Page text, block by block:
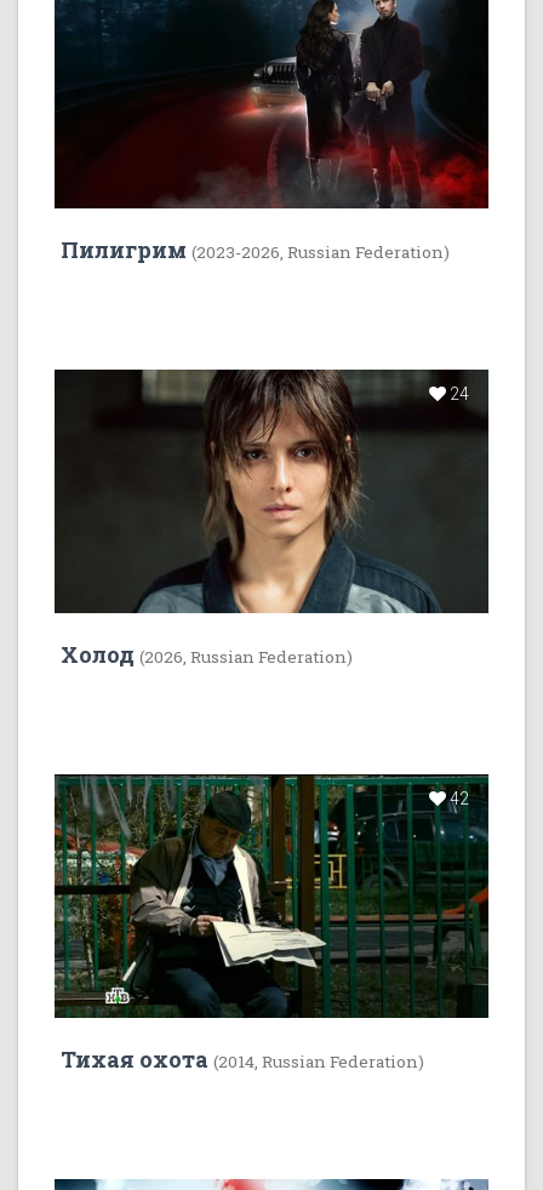
Пилигрим (2023-2026, Russian Federation)
24
Холод (2026, Russian Federation)
42
Тихая охота (2014, Russian Federation)